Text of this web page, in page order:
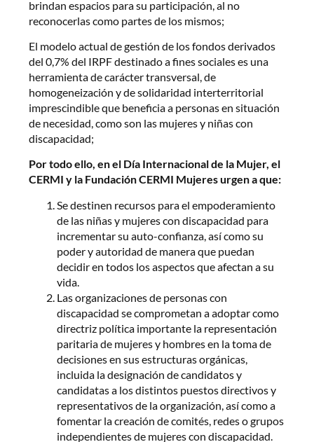
brindan espacios para su participación, al no
reconocerlas como partes de los mismos;
El modelo actual de gestión de los fondos derivados
del 0,7% del IRPF destinado a fines sociales es una
herramienta de carácter transversal, de
homogeneización y de solidaridad interterritorial
imprescindible que beneficia a personas en situación
de necesidad, como son las mujeres y niñas con
discapacidad;
Por todo ello, en el Día Internacional de la Mujer, el
CERMI y la Fundación CERMI Mujeres urgen a que:
Se destinen recursos para el empoderamiento
de las niñas y mujeres con discapacidad para
incrementar su auto-confianza, así como su
poder y autoridad de manera que puedan
decidir en todos los aspectos que afectan a su
vida.
Las organizaciones de personas con
discapacidad se comprometan a adoptar como
directriz política importante la representación
paritaria de mujeres y hombres en la toma de
decisiones en sus estructuras orgánicas,
incluida la designación de candidatos y
candidatas a los distintos puestos directivos y
representativos de la organización, así como a
fomentar la creación de comités, redes o grupos
independientes de mujeres con discapacidad.